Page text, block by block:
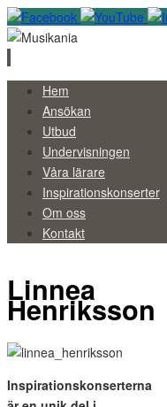
Skip
content
Hem
Ansökan
Utbud
Undervisningen
Våra lärare
Inspirationskonserter
Om oss
Kontakt
Linnea
Henriksson
Inspirationskonserterna